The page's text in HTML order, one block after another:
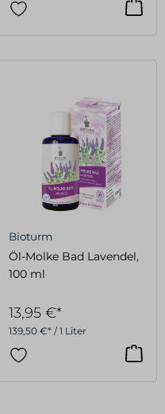
Bioturm
Öl-Molke Bad Lavendel,
100 ml
139,50 €* / 1 Liter
13,95 €*